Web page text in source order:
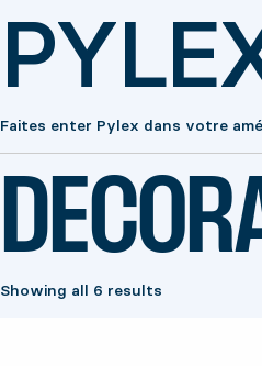
Faites enter Pylex dans votre
Showing all 6 results